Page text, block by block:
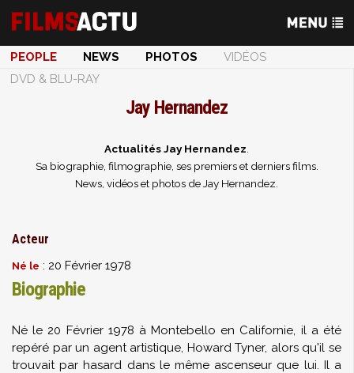
PEOPLE NEWS PHOTOS
VIDÉOS
DVD & BLU-RAY
Jay Hernandez
Actualités Jay Hernandez
Sa biographie, filmographie, ses premiers et derniers films.
News, vidéos et photos de Jay Hernandez.
Acteur
Né le : 20 Février 1978
Biographie
Né le 20 Février 1978 à Montebello en Californie, il a été
repéré par un agent artistique, Howard Tyner, alors qu'il se
trouvait par hasard dans le même ascenseur que lui. Il a